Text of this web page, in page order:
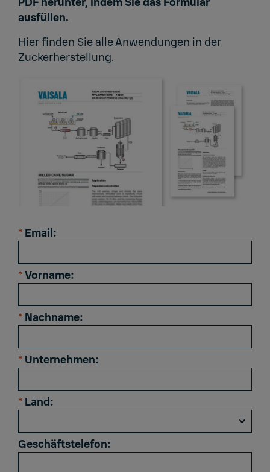
ausfüllen.
Hierfinden Sie alle Anwendungen in der
Zuckerherstellung.
* Email:
* Vorname:
* Nachname:
* Unternehmen:
* Land:
Geschäftstelefon: